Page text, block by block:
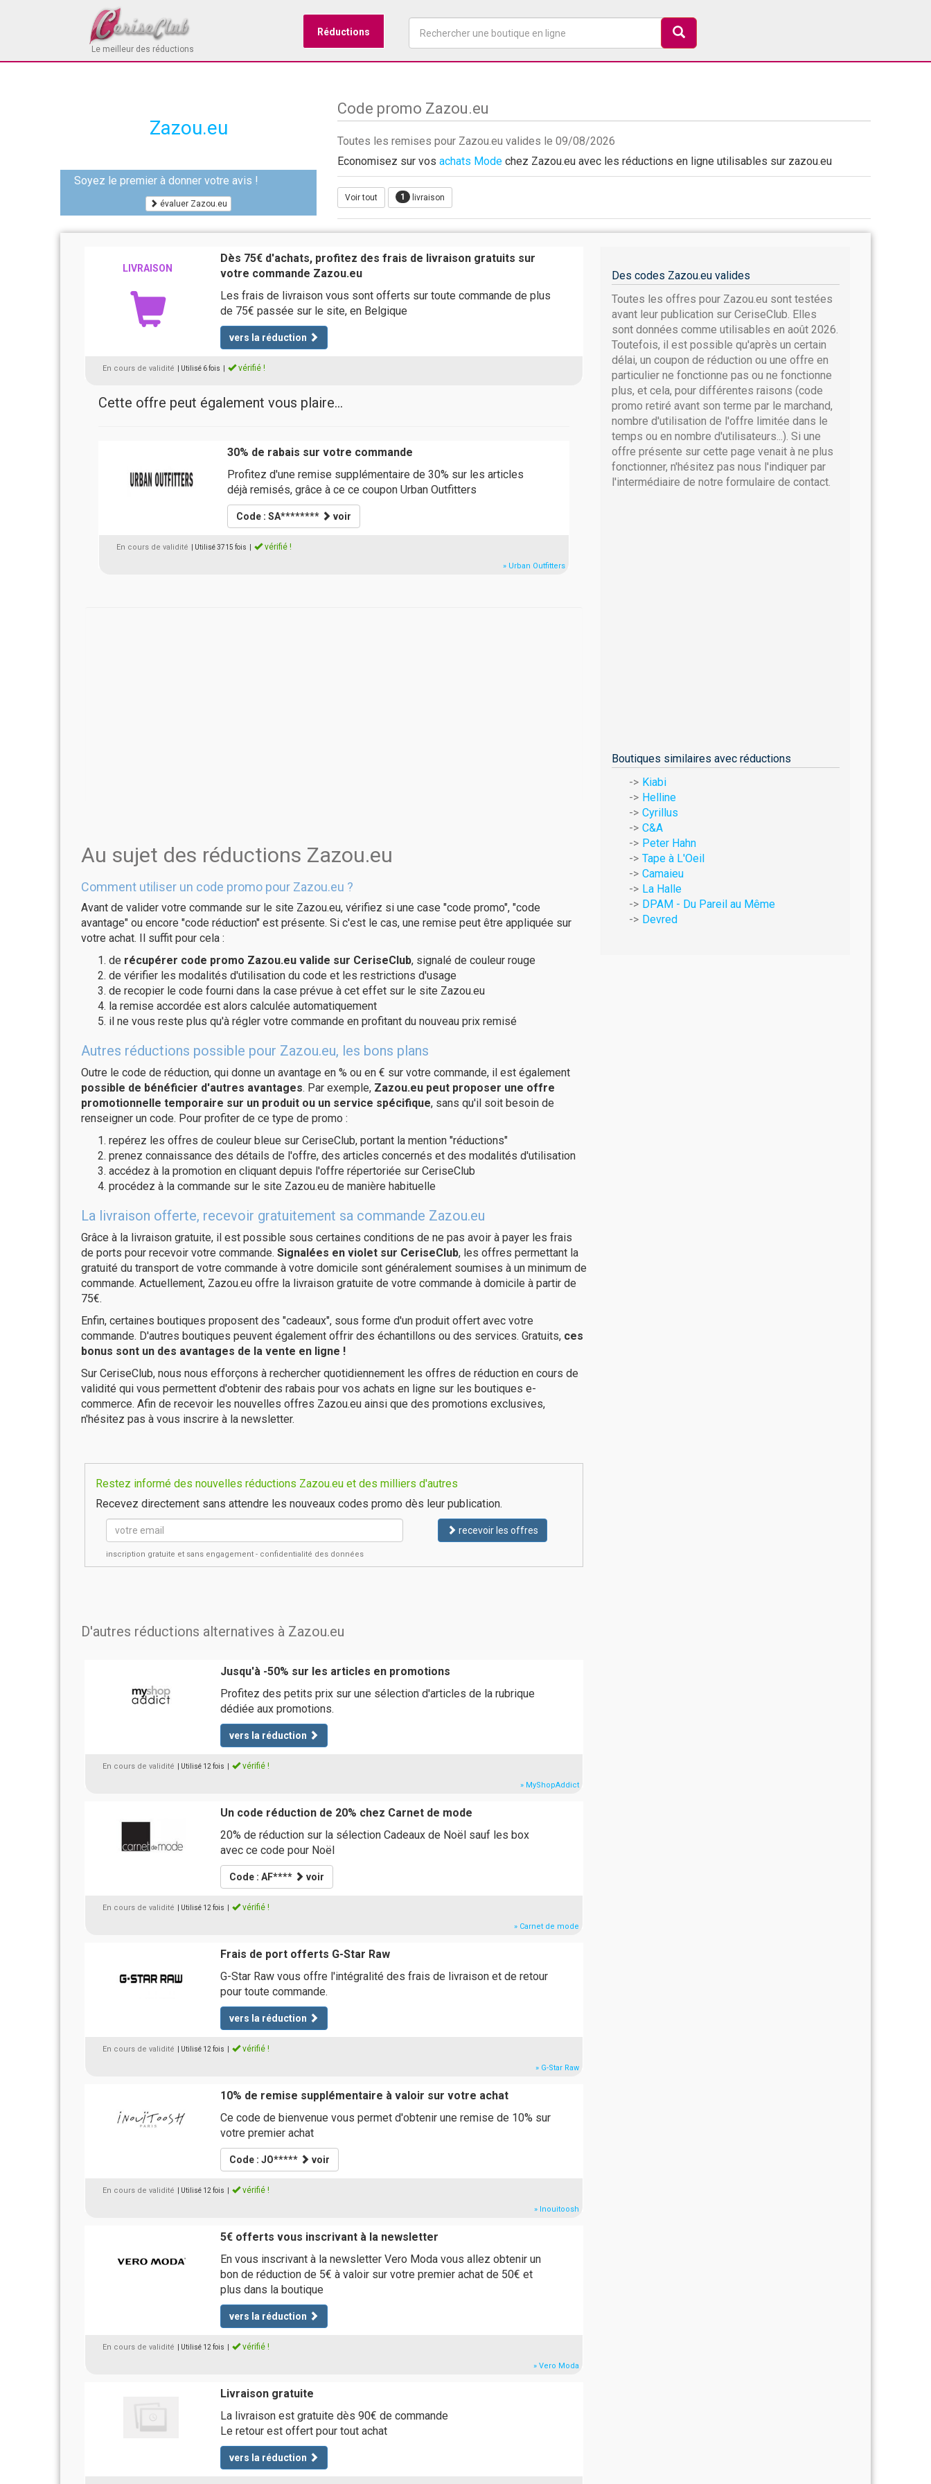
Le meilleur des réductions
Réductions
Zazou.eu
Soyez le premier à donner votre avis !
évaluer Zazou.eu
Code promo Zazou.eu
Toutes les remises pour Zazou.eu valides le 09/08/2026
Economisez sur vos achats Mode chez Zazou.eu avec les réductions en ligne utilisables sur zazou.eu
Voir tout 1 livraison
LIVRAISON
Dès 75€ d'achats, profitez des frais de livraison gratuits sur
votre commande Zazou.eu
Les frais de livraison vous sont offerts sur toute commande de plus
de 75€ passée sur le site, en Belgique
vers la réduction
En cours de validité | Utilisé 6 fois vérifié !
Cette offre peut également vous plaire...
30% de rabais sur votre commande
Profitez d'une remise supplémentaire de 30% sur les articles
déjà remisés, grâce à ce ce coupon Urban Outfitters
Code : SA******** voir
En cours de validité | Utilisé 3715 fois vérifié !
» Urban Outfitters
Au sujet des réductions Zazou.eu
Comment utiliser un code promo pour Zazou.eu ?
Avant de valider votre commande sur le site Zazou.eu, vérifiez si une case "code promo", "code
avantage" ou encore "code réduction" est présente. Si c'est le cas, une remise peut être appliquée sur
votre achat. Il suffit pour cela :
de récupérer code promo Zazou.eu valide sur CeriseClub, signalé de couleur rouge
de vérifier les modalités d'utilisation du code et les restrictions d'usage
de recopier le code fourni dans la case prévue à cet effet sur le site Zazou.eu
la remise accordée est alors calculée automatiquement
il ne vous reste plus qu'à régler votre commande en profitant du nouveau prix remisé
Autres réductions possible pour Zazou.eu, les bons plans
Outre le code de réduction, qui donne un avantage en % ou en € sur votre commande, il est également
possible de bénéficier d'autres avantages. Par exemple, Zazou.eu peut proposer une offre
promotionnelle temporaire sur un produit ou un service spécifique, sans qu'il soit besoin de
renseigner un code. Pour profiter de ce type de promo :
repérez les offres de couleur bleue sur CeriseClub, portant la mention "réductions"
prenez connaissance des détails de l'offre, des articles concernés et des modalités d'utilisation
accédez à la promotion en cliquant depuis l'offre répertoriée sur CeriseClub
procédez à la commande sur le site Zazou.eu de manière habituelle
La livraison offerte, recevoir gratuitement sa commande Zazou.eu
Grâce à la livraison gratuite, il est possible sous certaines conditions de ne pas avoir à payer les frais
de ports pour recevoir votre commande. Signalées en violet sur CeriseClub, les offres permettant la
gratuité du transport de votre commande à votre domicile sont généralement soumises à un minimum de
commande. Actuellement, Zazou.eu offre la livraison gratuite de votre commande à domicile à partir de
75€.
Enfin, certaines boutiques proposent des "cadeaux", sous forme d'un produit offert avec votre
commande. D'autres boutiques peuvent également offrir des échantillons ou des services. Gratuits, ces
bonus sont un des avantages de la vente en ligne !
Sur CeriseClub, nous nous efforçons à rechercher quotidiennement les offres de réduction en cours de
validité qui vous permettent d'obtenir des rabais pour vos achats en ligne sur les boutiques e-
commerce. Afin de recevoir les nouvelles offres Zazou.eu ainsi que des promotions exclusives,
n'hésitez pas à vous inscrire à la newsletter.
Restez informé des nouvelles réductions Zazou.eu et des milliers d'autres
Recevez directement sans attendre les nouveaux codes promo dès leur publication.
recevoir les offres
inscription gratuite et sans engagement - confidentialité des données
D'autres réductions alternatives à Zazou.eu
Jusqu'à -50% sur les articles en promotions
Profitez des petits prix sur une sélection d'articles de la rubrique
dédiée aux promotions.
vers la réduction
En cours de validité | Utilisé 12 fois vérifié !
» MyShopAddict
Un code réduction de 20% chez Carnet de mode
20% de réduction sur la sélection Cadeaux de Noël sauf les box
avec ce code pour Noël
Code : AF**** voir
En cours de validité | Utilisé 12 fois vérifié !
» Carnet de mode
Frais de port offerts G-Star Raw
G-Star Raw vous offre l'intégralité des frais de livraison et de retour
pour toute commande.
vers la réduction
En cours de validité | Utilisé 12 fois vérifié !
» G-Star Raw
10% de remise supplémentaire à valoir sur votre achat
Ce code de bienvenue vous permet d'obtenir une remise de 10% sur
votre premier achat
Code : JO***** voir
En cours de validité | Utilisé 12 fois vérifié !
» Inouitoosh
5€ offerts vous inscrivant à la newsletter
En vous inscrivant à la newsletter Vero Moda vous allez obtenir un
bon de réduction de 5€ à valoir sur votre premier achat de 50€ et
plus dans la boutique
vers la réduction
En cours de validité | Utilisé 12 fois vérifié !
» Vero Moda
Livraison gratuite
La livraison est gratuite dès 90€ de commande
Le retour est offert pour tout achat
vers la réduction
Des codes Zazou.eu valides
Toutes les offres pour Zazou.eu sont testées
avant leur publication sur CeriseClub. Elles
sont données comme utilisables en août 2026.
Toutefois, il est possible qu'après un certain
délai, un coupon de réduction ou une offre en
particulier ne fonctionne pas ou ne fonctionne
plus, et cela, pour différentes raisons (code
promo retiré avant son terme par le marchand,
nombre d'utilisation de l'offre limitée dans le
temps ou en nombre d'utilisateurs...). Si une
offre présente sur cette page venait à ne plus
fonctionner, n'hésitez pas nous l'indiquer par
l'intermédiaire de notre formulaire de contact.
Boutiques similaires avec réductions
Kiabi
Helline
Cyrillus
C&A
Peter Hahn
Tape à L'Oeil
Camaieu
La Halle
DPAM - Du Pareil au Même
Devred